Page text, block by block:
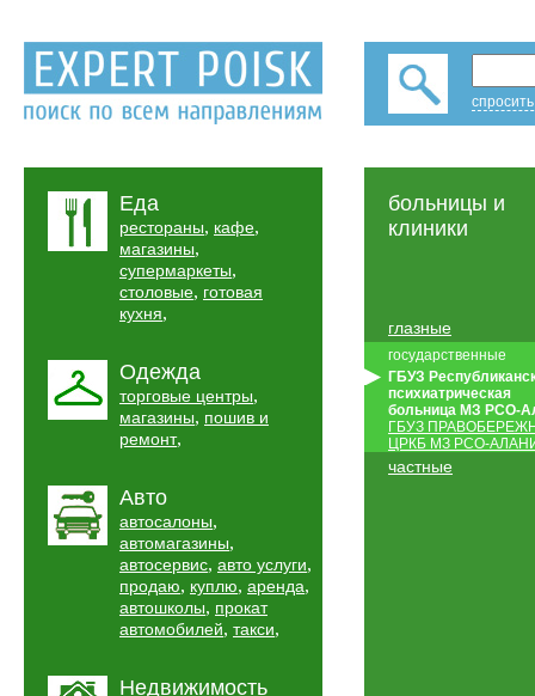
Еда
рестораны, кафе,
магазины,
супермаркеты,
столовые, готовая
кухня,
Одежда
торговые центры,
магазины, пошив и
ремонт,
Авто
автосалоны,
автомагазины,
автосервис, авто услуги,
продаю, куплю, аренда,
автошколы, прокат
автомобилей, такси,
Недвижимость
больницы и
клиники
глазные
государственные
ГБУЗ
психиатрическая
больница МЗ PCO-
ГБУЗ
ЦРКБ МЗ РСО-
частные